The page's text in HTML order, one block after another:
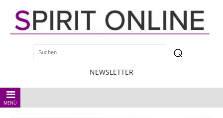
NEWSLETTER
MENÜ